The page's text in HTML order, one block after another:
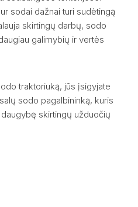
sodai dažnai turi sudėtingą
skirtingų darbų, sodo
galimybių ir vertės
traktoriuką, jūs įsigyjate
sodo pagalbininką, kuris
skirtingų užduočių